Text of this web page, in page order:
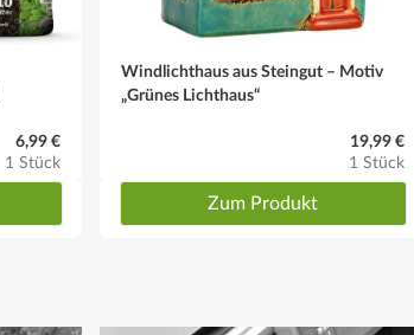
6,99 €
1 Stück
Windlichthaus aus Steingut – Motiv
„Grünes Lichthaus“
19,99 €
1 Stück
Zum Produkt